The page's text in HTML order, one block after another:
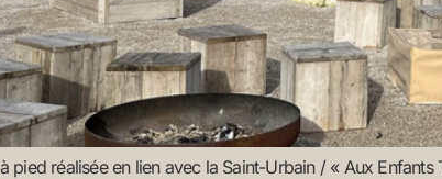
pied réalisée en lien avec la Saint-Urbain / « Aux